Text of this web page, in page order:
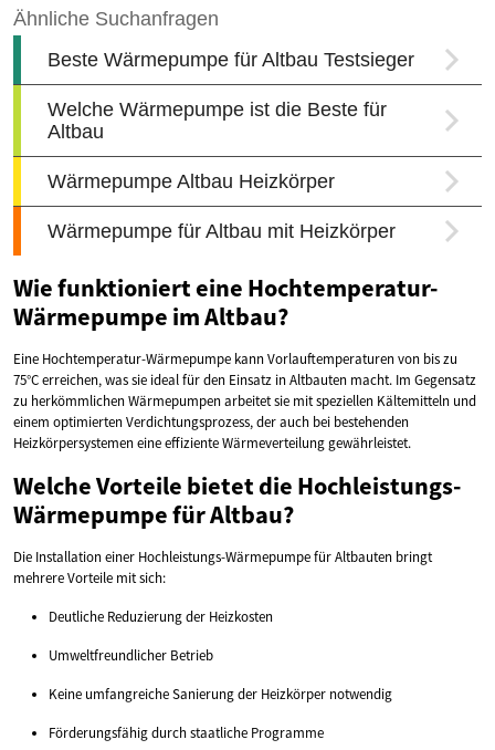
Wie funktioniert eine Hochtemperatur-
Wärmepumpe im Altbau?
Eine Hochtemperatur-Wärmepumpe kann Vorlauftemperaturen von bis zu
75°C erreichen, was sie ideal für den Einsatz in Altbauten macht. Im Gegensatz
zu herkömmlichen Wärmepumpen arbeitet sie mit speziellen Kältemitteln und
einem optimierten Verdichtungsprozess, der auch bei bestehenden
Heizkörpersystemen eine effiziente Wärmeverteilung gewährleistet.
Welche Vorteile bietet die Hochleistungs-
Wärmepumpe für Altbau?
Die Installation einer Hochleistungs-Wärmepumpe für Altbauten bringt
mehrere Vorteile mit sich:
Deutliche Reduzierung der Heizkosten
Umweltfreundlicher Betrieb
Keine umfangreiche Sanierung der Heizkörper notwendig
Förderungsfähig durch staatliche Programme